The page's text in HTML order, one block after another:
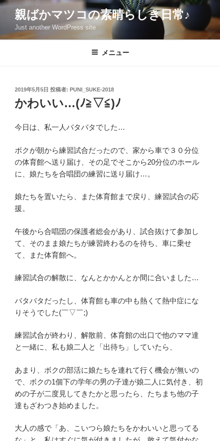
コ
ン
親ばかマツコの素晴らしき日常♪
Just another WordPress site
メニュー
投
稿
日:
2019年5月5日 投稿者: PUNI_SUKE-2018
かわいい…(ﾉ≧▽≦)ﾉ
今日は、私一人バタバタでした…
ボクが朝から練習試合だったので、家から車で３０分位
の体育館へ送り届け、その足でそこから20分位のホール
に、娘たちを合唱団の練習に送り届け…。
娘たちを置いたら、また体育館まで戻り、練習試合の応
援。
午後から合唱団の保護者総会があり、試合抜けて参加し
て、そのまま娘たちが練習終わるのを待ち、車に乗せ
て、また体育館へ。
練習試合の解散に、なんとかかんとか間に合いました…
バタバタだったし、体育館も車の中も熱くて熱中症にな
りそうでした(￣▽￣;)
練習試合が終わり、解散前、体育館の出口で他のママ達
と一緒に、私も娘二人と「出待ち」していたら、
あまり、ボクの部活に娘たちを連れて行く機会が無いの
で、ボクの1個下の学年の男の子達が娘二人に気付き、初
めの子が二度見してきたかと思ったら、たちまち他の子
達もざわつき始めました。
大人の感で「あ、こいつら娘たちをかわいいと思ってる